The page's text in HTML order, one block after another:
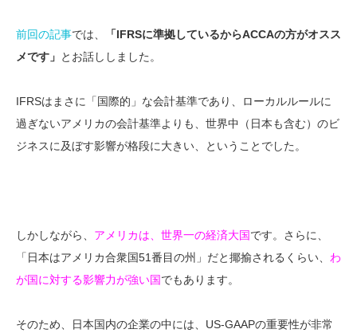
前回の記事では、
「IFRSに準拠しているからACCAの方がオスス
メです」 とお話ししました。
IFRSはまさに「国際的」な会計基準であり、ローカルルールに
過ぎないアメリカの会計基準よりも、世界中（日本も含む）のビ
ジネスに及ぼす影響が格段に大きい、ということでした。
しかしながら、 アメリカは、世界一の経済大国です。さらに、
「日本はアメリカ合衆国51番目の州」だと揶揄されるくらい、 わ
が国に対する影響力が強い国でもあります。
そのため、日本国内の企業の中には、US-GAAPの重要性が非常